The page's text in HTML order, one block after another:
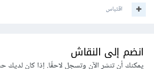
اقتباس
انضم إلى النقاش
يمكنك أن تنشر الآن وتسجل لاحقًا. إذا كان لديك